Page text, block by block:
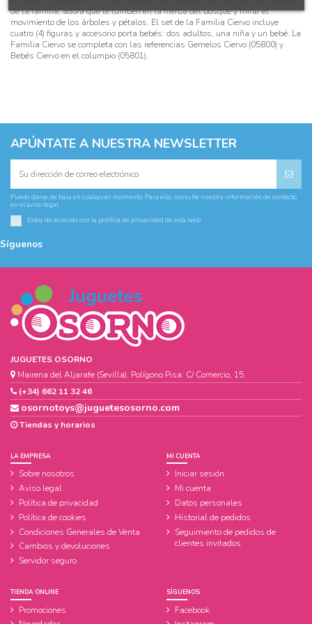
de la familia, adora que le tumben en la hierba del bosque y mirar el
movimiento de los árboles y pétalos. El set de la Familia Ciervo incluye
cuatro (4) figuras y accesorio porta bebés: dos adultos, una niña y un bebé. La
Familia Ciervo se completa con las referencias Gemelos Ciervo (05800) y
Bebés Ciervo en el columpio (05801).
APÚNTATE A NUESTRA NEWSLETTER
Puede darse de baja en cualquier momento. Para ello, consulte nuestra información de contacto
en el aviso legal.
Estoy de acuerdo con la política de privacidad de esta web
Síguenos
JUGUETES OSORNO
Mairena del Aljarafe (Sevilla). Polígono Pisa. C/ Comercio, 15.
(+34) 662 11 32 46
osornotoys@juguetesosorno.com
Tiendas y horarios
LA EMPRESA
Sobre nosotros
Aviso legal
Política de privacidad
Política de cookies
Condiciones Generales de Venta
Cambios y devoluciones
Servidor seguro
MI CUENTA
Iniciar sesión
Mi cuenta
Datos personales
Historial de pedidos
Seguimiento de pedidos de
clientes invitados
TIENDA ONLINE
Promociones
SÍGUENOS
Facebook